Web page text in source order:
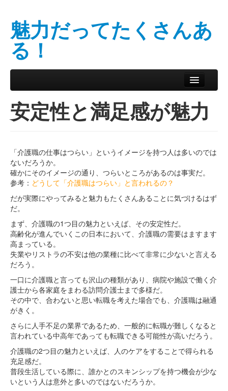
魅力だってたくさんあ
る！
Main menu
安定性と満足感が魅力
「介護職の仕事はつらい」というイメージを持つ人は多いのでは
ないだろうか。
確かにそのイメージの通り、つらいところがあるのは事実だ。
参考： どうして「介護職はつらい」と言われるの？
だが実際にやってみると魅力もたくさんあることに気づけるはず
だ。
まず、介護職の1つ目の魅力といえば、その安定性だ。
高齢化が進んでいくこの日本において、介護職の需要はますます
高まっている。
失業やリストラの不安は他の業種に比べて非常に少ないと言える
だろう。
一口に介護職と言っても沢山の種類があり、病院や施設で働く介
護士から各家庭をまわる訪問介護士まで多様だ。
その中で、合わないと思い転職を考えた場合でも、介護職は融通
がきく。
さらに人手不足の業界であるため、一般的に転職が難しくなると
言われている中高年であっても転職できる可能性が高いだろう。
介護職の2つ目の魅力といえば、人のケアをすることで得られる
充足感だ。
普段生活している際に、誰かとのスキンシップを持つ機会が少な
いという人は意外と多いのではないだろうか。